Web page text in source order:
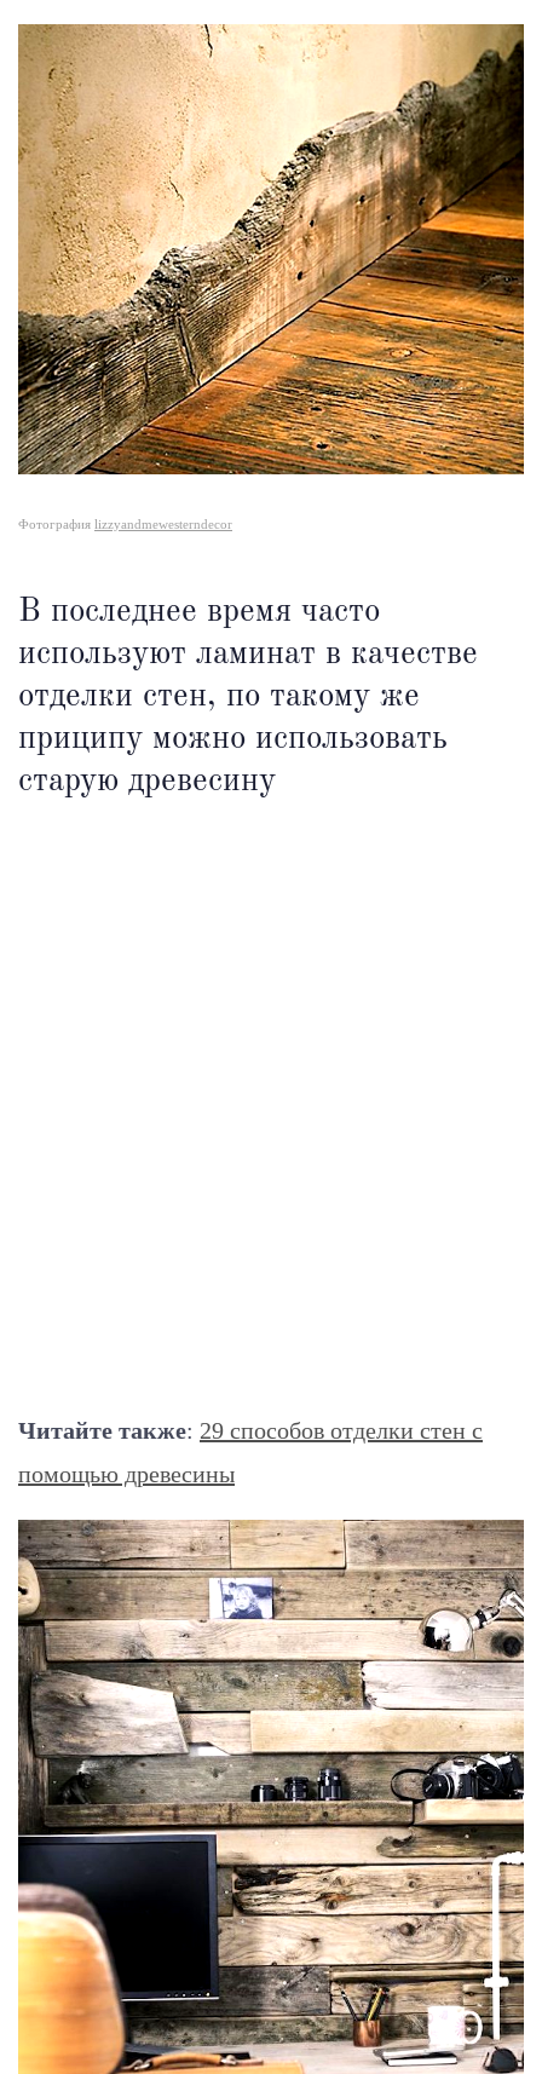
Фотография lizzyandmewesterndecor
В последнее время часто
используют ламинат в качестве
отделки стен, по такому же
приципу можно использовать
старую древесину
Читайте также: 29 способов отделки стен с
помощью древесины